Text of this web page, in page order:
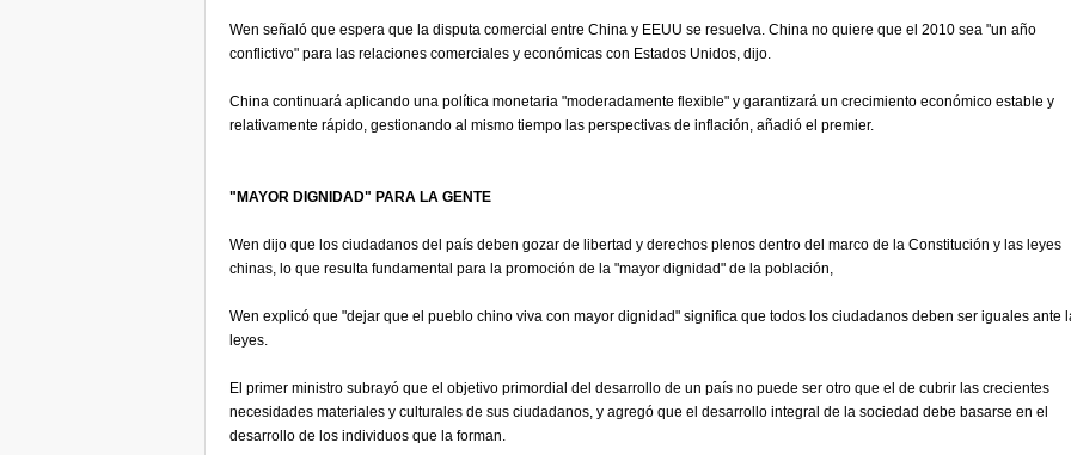
Wen señaló que espera que la disputa comercial entre China y EEUU se resuelva. China no quiere que el 2010 sea "un año
conflictivo" para las relaciones comerciales y económicas con Estados Unidos, dijo.
China continuará aplicando una política monetaria "moderadamente flexible" y garantizará un crecimiento económico estable y
relativamente rápido, gestionando al mismo tiempo las perspectivas de inflación, añadió el premier.
"MAYOR DIGNIDAD" PARA LA GENTE
Wen dijo que los ciudadanos del país deben gozar de libertad y derechos plenos dentro del marco de la Constitución y las leyes
chinas, lo que resulta fundamental para la promoción de la "mayor dignidad" de la población,
Wen explicó que "dejar que el pueblo chino viva con mayor dignidad" significa que todos los ciudadanos deben ser iguales ante
leyes.
El primer ministro subrayó que el objetivo primordial del desarrollo de un país no puede ser otro que el de cubrir las crecientes
necesidades materiales y culturales de sus ciudadanos, y agregó que el desarrollo integral de la sociedad debe basarse en el
desarrollo de los individuos que la forman.